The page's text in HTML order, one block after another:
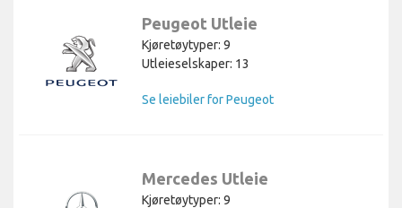
Peugeot Utleie
Kjøretøytyper: 9
Utleieselskaper: 13
Se leiebiler for Peugeot
Mercedes Utleie
Kjøretøytyper: 9